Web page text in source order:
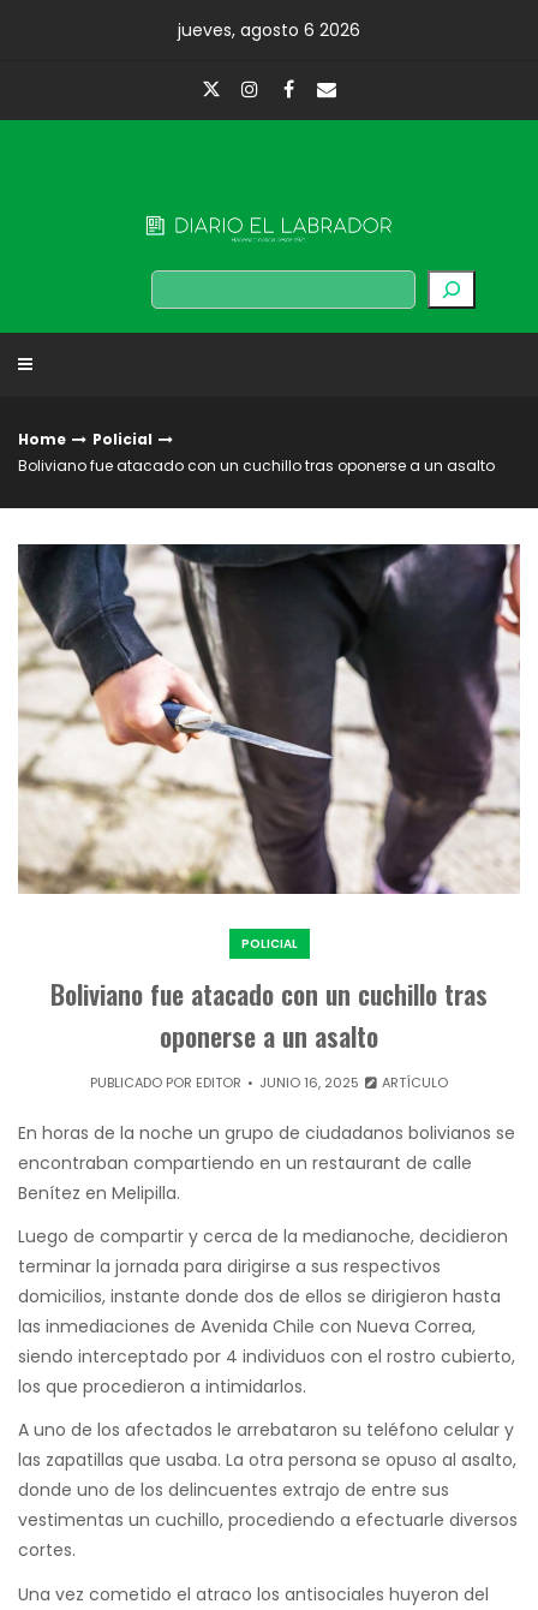
jueves, agosto 6 2026
Buscar
Home
Policial
Boliviano fue atacado con un cuchillo tras oponerse a un asalto
POLICIAL
Boliviano fue atacado con un cuchillo tras
oponerse a un asalto
PUBLICADO POR EDITOR JUNIO 16, 2025 ARTÍCULO
En horas de la noche un grupo de ciudadanos bolivianos se
encontraban compartiendo en un restaurant de calle
Benítez en Melipilla.
Luego de compartir y cerca de la medianoche, decidieron
terminar la jornada para dirigirse a sus respectivos
domicilios, instante donde dos de ellos se dirigieron hasta
las inmediaciones de Avenida Chile con Nueva Correa,
siendo interceptado por 4 individuos con el rostro cubierto,
los que procedieron a intimidarlos.
A uno de los afectados le arrebataron su teléfono celular y
las zapatillas que usaba. La otra persona se opuso al asalto,
donde uno de los delincuentes extrajo de entre sus
vestimentas un cuchillo, procediendo a efectuarle diversos
cortes.
Una vez cometido el atraco los antisociales huyeron del